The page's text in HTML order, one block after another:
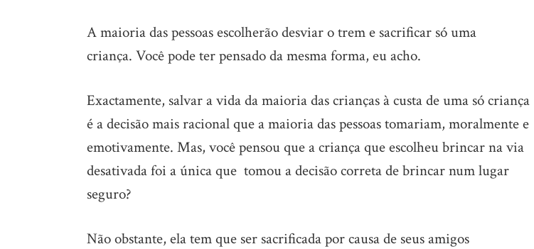
A maioria das pessoas escolherão desviar o trem e sacrificar só uma
criança. Você pode ter pensado da mesma forma, eu acho.
Exactamente, salvar a vida da maioria das crianças à custa de uma só criança
é a decisão mais racional que a maioria das pessoas tomariam, moralmente e
emotivamente. Mas, você pensou que a criança que escolheu brincar na via
desativada foi a única que tomou a decisão correta de brincar num lugar
seguro?
Não obstante, ela tem que ser sacrificada por causa de seus amigos